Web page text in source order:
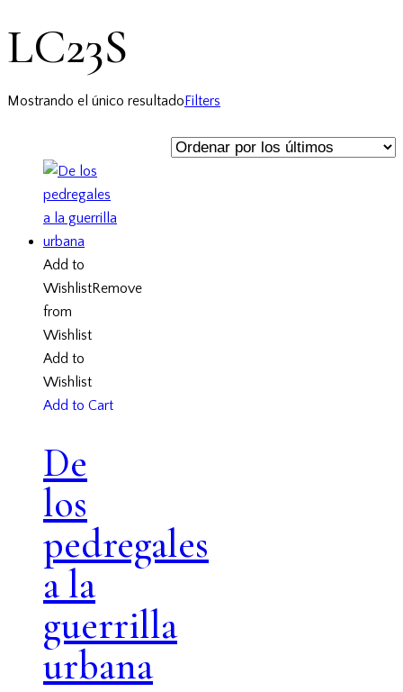
LC23S
Mostrando el único resultado Filters
Add to
WishlistRemove
from
Wishlist
Add to
Wishlist
Add to Cart
De
los
pedregales
a la
guerrilla
urbana